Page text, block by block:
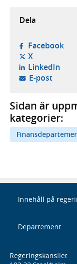
Dela
Facebook-
X- öppnas i
LinkedIn-
E-post-
Sidan är
kategorier:
Innehåll på
Departement
Regeringskansliet